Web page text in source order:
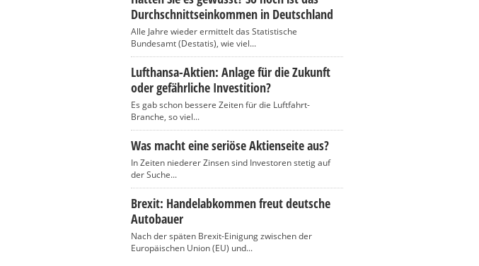
Durchschnittseinkommen in Deutschland
Alle Jahre wieder ermittelt das Statistische
Bundesamt (Destatis), wie viel...
Lufthansa-Aktien: Anlage für die Zukunft
oder gefährliche Investition?
Es gab schon bessere Zeiten für die Luftfahrt-
Branche, so viel...
Was macht eine seriöse Aktienseite aus?
In Zeiten niederer Zinsen sind Investoren stetig auf
der Suche...
Brexit: Handelabkommen freut deutsche
Autobauer
Nach der späten Brexit-Einigung zwischen der
Europäischen Union (EU) und...